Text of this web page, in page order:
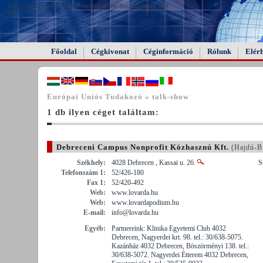
FAIL (the browser should render some flash content, not
this).
Főoldal Cégkivonat Céginformáció Rólunk
Európai Uniós Tudakozó « talk-show
1 db ilyen céget találtam:
Debreceni Campus Nonprofit Közhasznú Kft. (Hajdú-
Székhely:
4028 Debrecen , Kassai u. 26.
Telefonszám 1:
52/426-180
Fax 1:
52/420-492
Web:
www.lovarda.hu
Web:
www.lovardapodium.hu
E-mail:
info@lovarda.hu
Egyéb:
Partnereink: Klinika Egyetemi Club 4032
Debrecen, Nagyerdei krt. 98. tel.: 30/638-5075.
Kazánház 4032 Debrecen, Böszörményi 138. tel.:
30/638-5072. Nagyerdei Étterem 4032 Debrecen,